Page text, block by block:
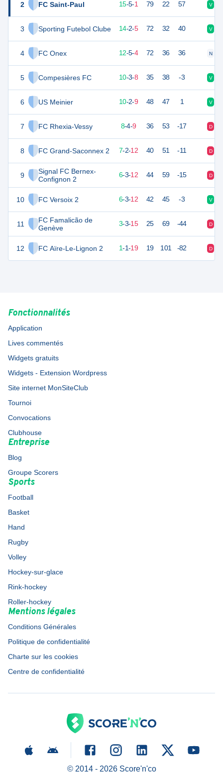
2 FC Saint-Paul
3 Sporting Futebol Clube
4 FC Onex
5 Compesières FC
6 US Meinier
7 FC Rhexia-Vessy
8 FC Grand-Saconnex 2
9
Signal FC Bernex-
Confignon 2
10 FC Versoix 2
11
FC Famalicão de
Genève
12 FC Aïre-Le-Lignon 2
15-5-1 79 22 57 V
44 21 14-2-5 72 32 40 V
12-5-4 72 36 36 N
33 10-3-8 35 38 -3 V
10-2-9 48 47 1 V
28 8-4-9 36 53 -17 D
23 21 7-2-12 40 51 -11 D
21 6-3-12 44 59 -15 D
6-3-12 42 45 -3 V
12 3-3-15 25 69 -44 D
4 1-1-19 19 101 -82 D
Fonctionnalités
Application
Lives commentés
Widgets gratuits
Widgets - Extension Wordpress
Site internet MonSiteClub
Tournoi
Convocations
Clubhouse
Entreprise
Blog
Groupe Scorers
Sports
Football
Basket
Hand
Rugby
Volley
Hockey-sur-glace
Rink-hockey
Roller-hockey
Mentions légales
Conditions Générales
Politique de confidentialité
Charte sur les cookies
Centre de confidentialité
© 2014 - 2026Score'n'co